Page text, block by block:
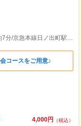
横浜市営地下鉄ブルーライン桜木町駅南２Ｂ口より徒歩約7分/京急本線日ノ出町駅出口(北側)より徒歩約5分
コースをご用意♪
4,000円
（税込）